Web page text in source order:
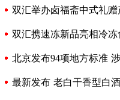
双汇举办卤福斋中式礼
双汇携速冻新品亮相冷冻
北京发布94项地方标准
最新发布 老白干香型白